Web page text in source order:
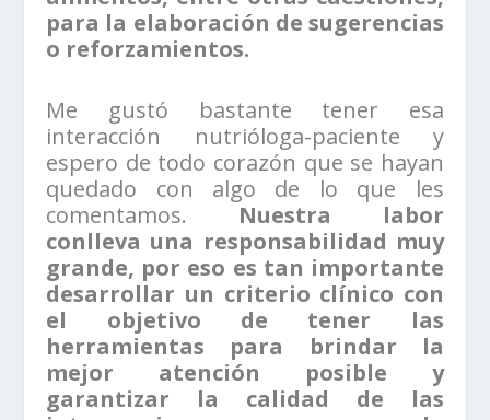
para la elaboración de sugerencias
o reforzamientos.
Me gustó bastante tener esa
interacción nutrióloga-paciente y
espero de todo corazón que se hayan
quedado con algo de lo que les
comentamos. Nuestra labor
conlleva una responsabilidad muy
grande, por eso es tan importante
desarrollar un criterio clínico con
el objetivo de tener las
herramientas para brindar la
mejor atención posible y
garantizar la calidad de las